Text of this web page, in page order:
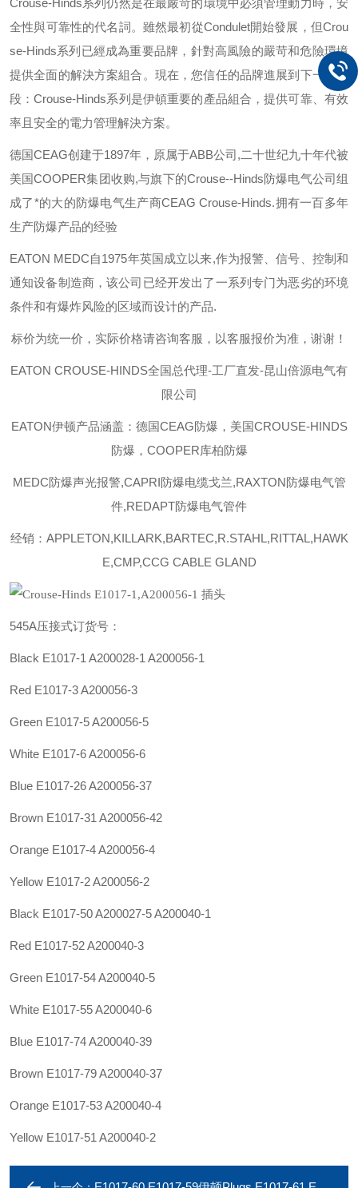
Crouse-Hinds系列仍然是在最嚴苛的環境中必須管理動力時，安
全性與可靠性的代名詞。雖然最初從Condulet開始發展，但Crou
se-Hinds系列已經成為重要品牌，針對高風險的嚴苛和危險環境
提供全面的解決方案組合。現在，您信任的品牌進展到下一個階
段：Crouse-Hinds系列是伊頓重要的產品組合，提供可靠、有效
率且安全的電力管理解決方案。
德国CEAG创建于1897年，原属于ABB公司,二十世纪九十年代被
美国COOPER集团收购,与旗下的Crouse--Hinds防爆电气公司组
成了*的大的防爆电气生产商CEAG Crouse-Hinds.拥有一百多年
生产防爆产品的经验
EATON MEDC自1975年英国成立以来,作为报警、信号、控制和
通知设备制造商，该公司已经开发出了一系列专门为恶劣的环境
条件和有爆炸风险的区域而设计的产品.
标价为统一价，实际价格请咨询客服，以客服报价为准，谢谢！
EATON CROUSE-HINDS全国总代理-工厂直发-昆山倍源电气有
限公司
EATON伊顿产品涵盖：德国CEAG防爆，美国CROUSE-HINDS
防爆，COOPER库柏防爆
MEDC防爆声光报警,CAPRI防爆电缆戈兰,RAXTON防爆电气管
件,REDAPT防爆电气管件
经销：APPLETON,KILLARK,BARTEC,R.STAHL,RITTAL,HAWK
E,CMP,CCG CABLE GLAND
545A压接式订货号：
Black E1017-1 A200028-1 A200056-1
Red E1017-3 A200056-3
Green E1017-5 A200056-5
White E1017-6 A200056-6
Blue E1017-26 A200056-37
Brown E1017-31 A200056-42
Orange E1017-4 A200056-4
Yellow E1017-2 A200056-2
Black E1017-50A200027-5A200040-1
Red E1017-52 A200040-3
Green E1017-54 A200040-5
White E1017-55 A200040-6
Blue E1017-74 A200040-39
Brown E1017-79 A200040-37
Orange E1017-53 A200040-4
Yellow E1017-51 A200040-2